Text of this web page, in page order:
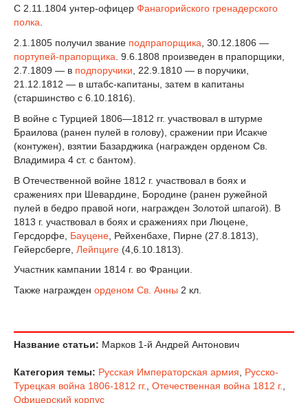
С 2.11.1804 унтер-офицер Фанагорийского гренадерского
полка
2.1.1805 получил звание подпрапорщика , 30.12.1806 —
портупей-прапорщика . 9.6.1808 произведен в прапорщики,
2.7.1809 — в подпоручики , 22.9.1810 — в поручики,
21.12.1812 — в штабс-капитаны, затем в капитаны
(старшинство с 6.10.1816).
В войне с Турцией 1806—1812 гг. участвовал в штурме
Браилова (ранен пулей в голову), сражении при Исакче
(контужен), взятии Базарджика (награжден орденом Св.
Владимира 4 ст. с бантом).
В Отечественной войне 1812 г. участвовал в боях и
сражениях при Шевардине, Бородине (ранен ружейной
пулей в бедро правой ноги, награжден Золотой шпагой). В
1813 г. участвовал в боях и сражениях при Люцене,
Герсдорфе, Бауцене , Рейхенбахе, Пирне (27.8.1813),
Гейерсберге, Лейпциге (4,6.10.1813).
Участник кампании 1814 г. во Франции.
Также награжден орденом Св. Анны 2 кл.
Название статьи: Марков 1-й Андрей Антонович
Категория темы: Русская Императорская армия
Русско-
Турецкая война 1806-1812 гг.
Отечественная война 1812 г.
Офицерский корпус